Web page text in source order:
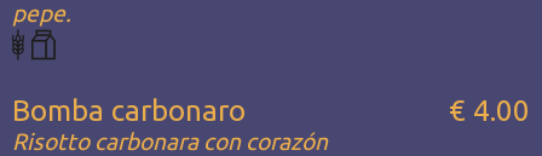
pepe.
Bomba carbonaro
Risotto carbonara con corazón
€ 4.00